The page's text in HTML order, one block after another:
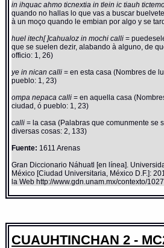
in ihquac ahmo ticnextia in tlein ic tiauh
quando no hallas lo que vas a buscar
à un moço quando le embian por algo y se
huel itech[ ]cahualoz in mochi calli=
que se suelen dezir, alabando à alguno, de
officio: 1, 26)
ye in nican calli= en esta casa (Nombres de
pueblo: 1, 23)
ompa nepaca calli= en aquella casa
ciudad, ó pueblo: 1, 23)
calli= la casa (Palabras que comunmente se
diversas cosas: 2, 133)
Fuente: 1611 Arenas
Gran Diccionario Náhuatl [en línea].
México [Ciudad Universitaria, México D.F.]:
la Web http://www.gdn.unam.mx/contexto/
CUAUHTINCHAN 2 -